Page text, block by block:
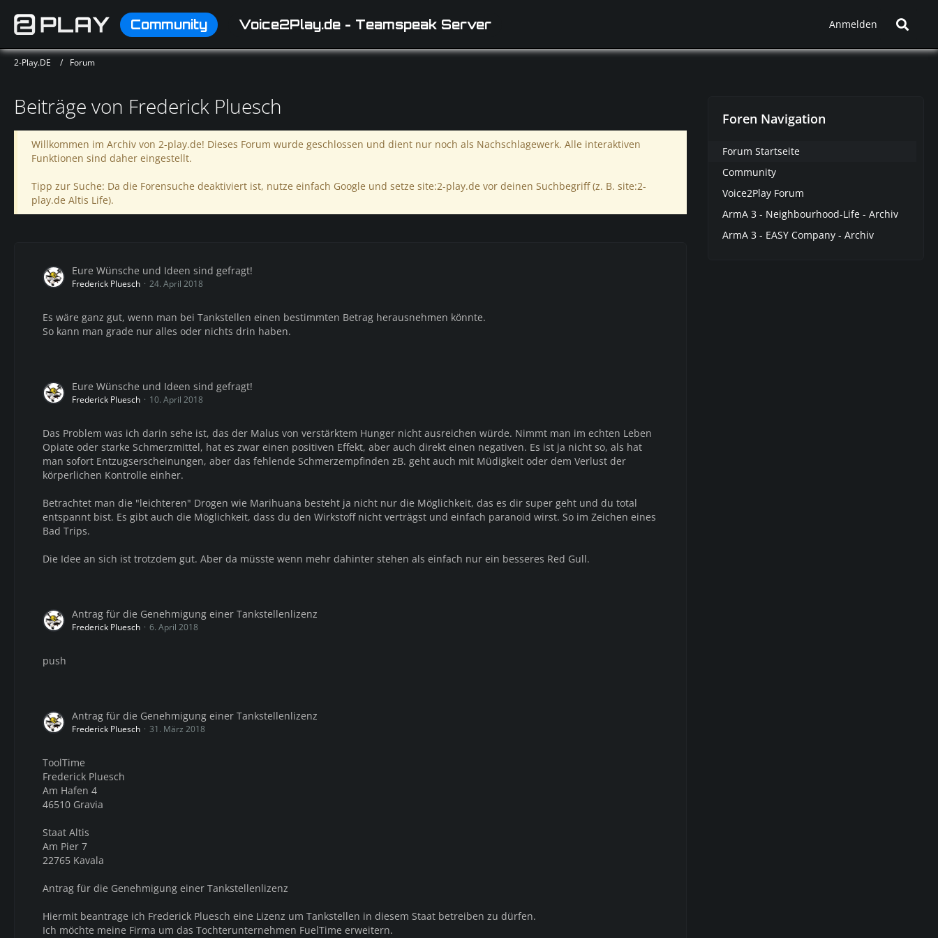
Community Voice2Play.de - Teamspeak Server Anmelden
2-Play.DE Forum
Beiträge von Frederick Pluesch
Willkommen im Archiv von 2-play.de! Dieses Forum wurde geschlossen und dient nur noch als Nachschlagewerk. Alle interaktiven
Funktionen sind daher eingestellt.
Tipp zur Suche: Da die Forensuche deaktiviert ist, nutze einfach Google und setze site:2-play.de vor deinen Suchbegriff (z. B. site:2-
play.de Altis Life).
Eure Wünsche und Ideen sind gefragt!
Frederick Pluesch 24. April 2018
Es wäre ganz gut, wenn man bei Tankstellen einen bestimmten Betrag herausnehmen könnte.
So kann man grade nur alles oder nichts drin haben.
Eure Wünsche und Ideen sind gefragt!
Frederick Pluesch 10. April 2018
Das Problem was ich darin sehe ist, das der Malus von verstärktem Hunger nicht ausreichen würde. Nimmt man im echten Leben
Opiate oder starke Schmerzmittel, hat es zwar einen positiven Effekt, aber auch direkt einen negativen. Es ist ja nicht so, als hat
man sofort Entzugserscheinungen, aber das fehlende Schmerzempfinden zB. geht auch mit Müdigkeit oder dem Verlust der
körperlichen Kontrolle einher.
Betrachtet man die "leichteren" Drogen wie Marihuana besteht ja nicht nur die Möglichkeit, das es dir super geht und du total
entspannt bist. Es gibt auch die Möglichkeit, dass du den Wirkstoff nicht verträgst und einfach paranoid wirst. So im Zeichen eines
Bad Trips.
Die Idee an sich ist trotzdem gut. Aber da müsste wenn mehr dahinter stehen als einfach nur ein besseres Red Gull.
Antrag für die Genehmigung einer Tankstellenlizenz
Frederick Pluesch 6. April 2018
push
Antrag für die Genehmigung einer Tankstellenlizenz
Frederick Pluesch 31. März 2018
ToolTime
Frederick Pluesch
Am Hafen 4
46510 Gravia
Staat Altis
Am Pier 7
22765 Kavala
Antrag für die Genehmigung einer Tankstellenlizenz
Hiermit beantrage ich Frederick Pluesch eine Lizenz um Tankstellen in diesem Staat betreiben zu dürfen.
Ich möchte meine Firma um das Tochterunternehmen FuelTime erweitern.
Foren Navigation
Forum Startseite
Community
Voice2Play Forum
ArmA 3 - Neighbourhood-Life - Archiv
ArmA 3 - EASY Company - Archiv